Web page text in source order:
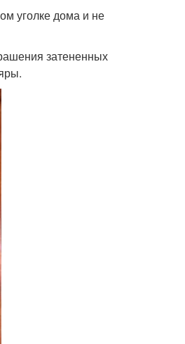
уголке дома и не
затененных